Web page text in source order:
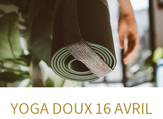
YOGA DOUX 16 AVRIL